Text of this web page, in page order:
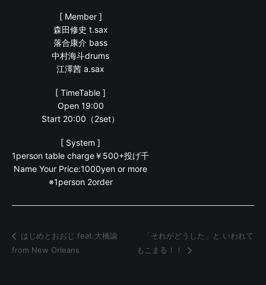
[ Member ]
森田修史 t.sax
落合康介 bass
中村海斗drums
江澤茜 a.sax
[ TimeTable ]
Open 19:00
Start 20:00（2set）
[ System ]
1person table charge￥500+投げ千
Name Your Price:1000yen or more
※1person 2order
はじめとおおじ feat.大橋諭
from New Orleans
「それがどうした」と いわれて
もこまる！！